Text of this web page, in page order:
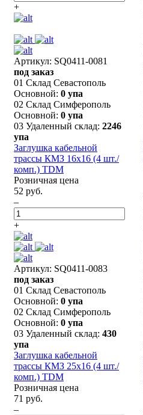
+
Артикул: SQ0411-0081
под заказ
01 Склад Севастополь
Основной: 0 упа
02 Склад Симферополь
Основной: 0 упа
03 Удаленный склад: 2246
упа
Заглушка кабельной
трассы КМЗ 16х16 (4 шт./
комп.) TDM
Розничная цена
52 руб.
–
+
Артикул: SQ0411-0083
под заказ
01 Склад Севастополь
Основной: 0 упа
02 Склад Симферополь
Основной: 0 упа
03 Удаленный склад: 430
упа
Заглушка кабельной
трассы КМЗ 25х16 (4 шт./
комп.) TDM
Розничная цена
71 руб.
–